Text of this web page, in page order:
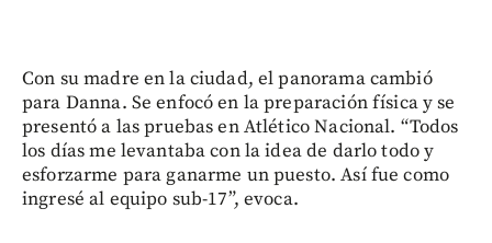
Con su madre en la ciudad, el panorama cambió
para Danna. Se enfocó en la preparación física y se
presentó a las pruebas en Atlético Nacional. “Todos
los días me levantaba con la idea de darlo todo y
esforzarme para ganarme un puesto. Así fue como
ingresé al equipo sub-17”, evoca.